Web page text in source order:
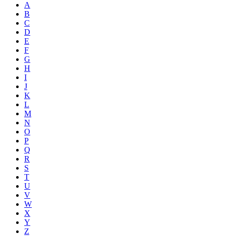
A
B
C
D
E
F
G
H
I
J
K
L
M
N
O
P
Q
R
S
T
U
V
W
X
Y
Z